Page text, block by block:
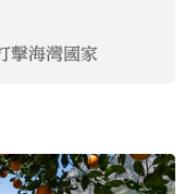
擊海灣國家